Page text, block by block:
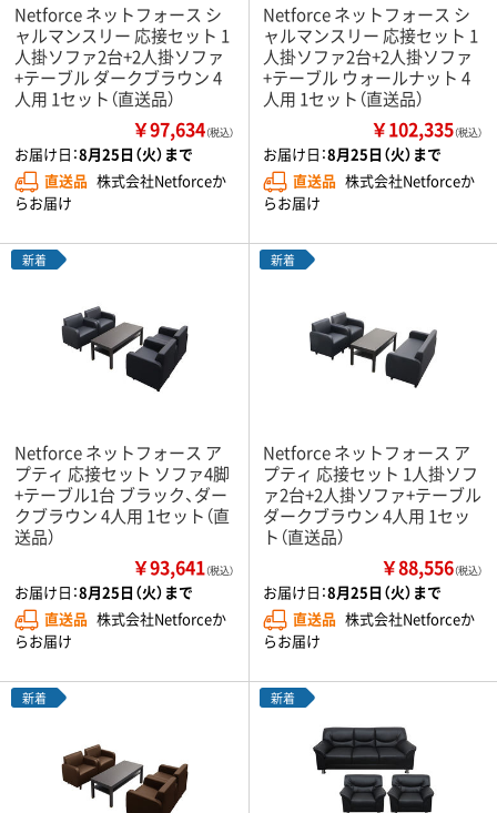
Netforce ネットフォース シ
ャルマンスリー 応接セット 1
人掛ソファ2台+2人掛ソファ
+テーブル ダークブラウン 4
人用 1セット（直送品）
￥97,634（税込）
お届け日：8月25日（火）まで
直送品 株式会社Netforceか
らお届け
Netforce ネットフォース シ
ャルマンスリー 応接セット 1
人掛ソファ2台+2人掛ソファ
+テーブル ウォールナット 4
人用 1セット（直送品）
￥102,335（税込）
お届け日：8月25日（火）まで
直送品 株式会社Netforceか
らお届け
新着
Netforce ネットフォース ア
プティ 応接セット ソファ4脚
+テーブル1台 ブラック、ダー
クブラウン 4人用 1セット（直
送品）
￥93,641（税込）
お届け日：8月25日（火）まで
直送品 株式会社Netforceか
らお届け
新着
Netforce ネットフォース ア
プティ 応接セット 1人掛ソフ
ァ2台+2人掛ソファ+テーブル
ダークブラウン 4人用 1セッ
ト（直送品）
￥88,556（税込）
お届け日：8月25日（火）まで
直送品 株式会社Netforceか
らお届け
新着 新着